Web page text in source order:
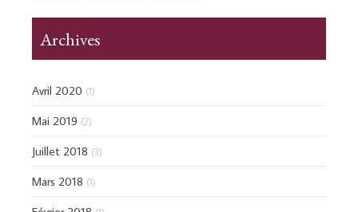
Archives
Avril 2020 (1)
Mai 2019 (2)
Juillet 2018 (3)
Mars 2018 (1)